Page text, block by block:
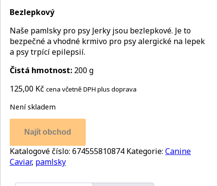
Bezlepkový
Naše pamlsky pro psy Jerky jsou bezlepkové. Je to
bezpečné a vhodné krmivo pro psy alergické na lepek
a psy trpící epilepsií.
Čistá hmotnost: 200 g
125,00 Kč cena včetně DPH plus doprava
Není skladem
Najít obchod
Katalogové číslo: 674555810874 Kategorie: Canine
Caviar, pamlsky